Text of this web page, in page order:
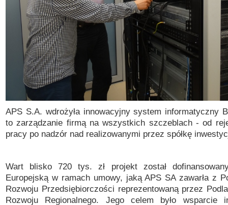
APS S.A. wdrożyła innowacyjny system informatyczny
to zarządzanie firmą na wszystkich szczeblach - od
pracy po nadzór nad realizowanymi przez spółkę
Wart blisko 720 tys. zł projekt został
Europejską w ramach umowy, jaką APS SA zawarła z
Rozwoju Przedsiębiorczości reprezentowaną przez
Rozwoju Regionalnego. Jego celem było wsparcie